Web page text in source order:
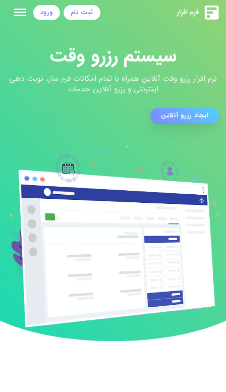
ثبت نام ورود
سیستم رزرو وقت
نرم افزار رزرو وقت آنلاین همراه با تمام امکانات فرم ساز، نوبت دهی
اینترنتی و رزرو آنلاین خدمات
ایجاد رزرو آنلاین